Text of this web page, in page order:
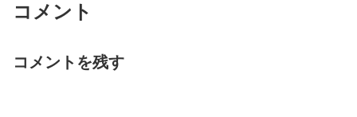
コメント
コメントを残す